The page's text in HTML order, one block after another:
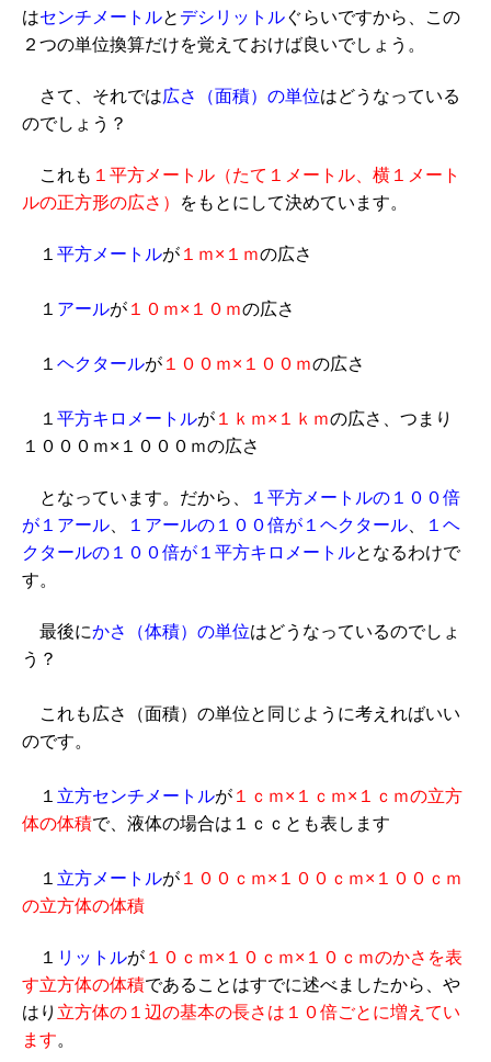
はセンチメートルと デシリットルぐらいですから、この
２つの単位換算だけを覚えておけば良いでしょう。
さて、それでは広さ（面積）の単位はどうなっている
のでしょう？
これも １平方メートル（たて１メートル、横１メート
ルの正方形の広さ）
をもとにして決めています。
１ 平方メートルが １ｍ×１ｍの広さ
１ アールが １０ｍ×１０ｍの広さ
１ ヘクタールが １００ｍ×１００ｍの広さ
１ 平方キロメートルが １ｋｍ×１ｋｍの広さ、つまり
１０００ｍ×１０００ｍの広さ
となっています。だから、
１平方メートルの１００倍
が１アール
１アールの１００倍が１ヘクタール
１ヘ
クタールの１００倍が１平方キロメートルとなるわけで
す。
最後にかさ（体積）の単位はどうなっているのでしょ
う？
これも広さ（面積）の単位と同じように考えればいい
のです。
１ 立方センチメートルが １ｃｍ×１ｃｍ×１ｃｍの立方
体の体積で、液体の場合は１ｃｃとも表します
１ 立方メートルが １００ｃｍ×１００ｃｍ×１００ｃｍ
の立方体の体積
１ リットルが １０ｃｍ×１０ｃｍ×１０ｃｍのかさを表
す立方体の体積であることはすでに述べましたから、や
はり 立方体の１辺の基本の長さは１０倍ごとに増えてい
ます。